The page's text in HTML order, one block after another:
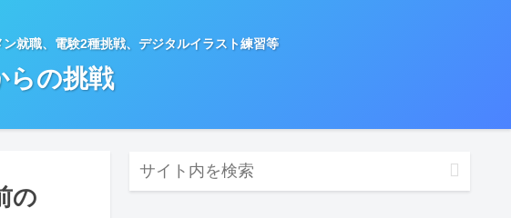
就職、電験2種挑戦、デジタルイラスト練習等
らの挑戦
の